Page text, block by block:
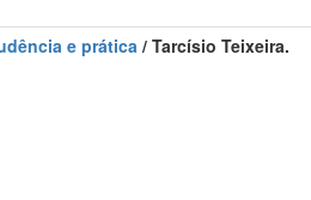
e prática/ Tarcísio Teixeira.